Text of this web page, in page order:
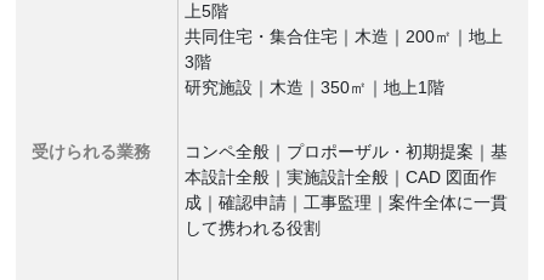
上5階
共同住宅・集合住宅｜木造｜200㎡｜地上
3階
研究施設｜木造｜350㎡｜地上1階
受けられる業務
コンペ全般｜プロポーザル・初期提案｜基
本設計全般｜実施設計全般｜CAD 図面作
成｜確認申請｜工事監理｜案件全体に一貫
して携われる役割